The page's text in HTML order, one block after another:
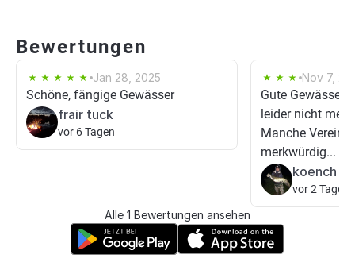
Bewertungen
Jan 28, 2025
Schöne, fängige Gewässer
frair tuck
vor 6 Tagen
Nov 7,
Gute Gewässer,
leider nicht
Manche
merkwürdig...
koench
vor 2 Tagen
Alle 1 Bewertungen ansehen